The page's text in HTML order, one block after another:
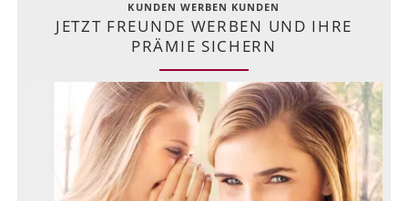
KUNDEN WERBEN KUNDEN
JETZT FREUNDE WERBEN UND IHRE
PRÄMIE SICHERN